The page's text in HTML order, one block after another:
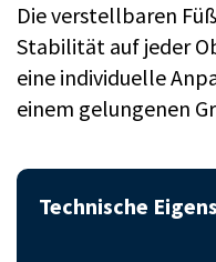
Die verstellbaren
Stabilität auf jeder
eine individuelle
einem gelungenen
Technische